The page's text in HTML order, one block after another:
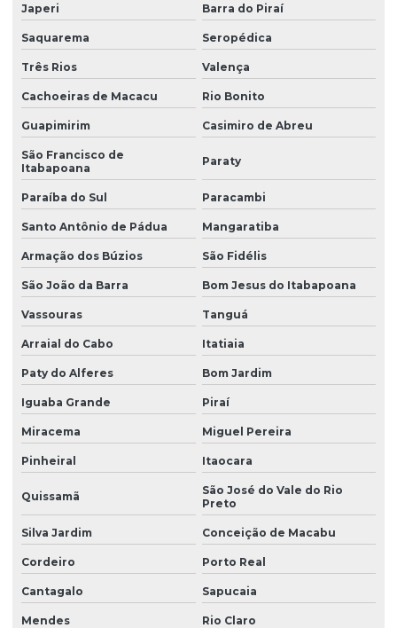
Investigação confirmatória de passivo ambiental
Investigação de passivo ambiental
Laudo de sondagem de solo
Levantamento topográfico altimétrico
Levantamento topográfico com drone
Levantamento topográfico georreferenciado
Levantamento topográfico planialtimétrico cadastral
Levantamento topográfico planimétrico
Licença ambiental de instalação
Licença de instalação e licença de operação
Licença de instalação e operação
Licença de instalação preliminar
Licença de operação ambiental
Licença de operação renovação
Licença prévia
Licença prévia ambiental
Japeri Barra do Piraí
Saquarema Seropédica
Três Rios Valença
Cachoeiras de Macacu Rio Bonito
Guapimirim Casimiro de Abreu
São Francisco de
Itabapoana
Paraty
Paraíba do Sul Paracambi
Santo Antônio de Pádua Mangaratiba
Armação dos Búzios São Fidélis
São João da Barra Bom Jesus do Itabapoana
Vassouras Tanguá
Arraial do Cabo Itatiaia
Paty do Alferes Bom Jardim
Iguaba Grande Piraí
Miracema Miguel Pereira
Pinheiral Itaocara
Quissamã
São José do Vale do Rio
Preto
Silva Jardim Conceição de Macabu
Cordeiro Porto Real
Cantagalo Sapucaia
Mendes Rio Claro